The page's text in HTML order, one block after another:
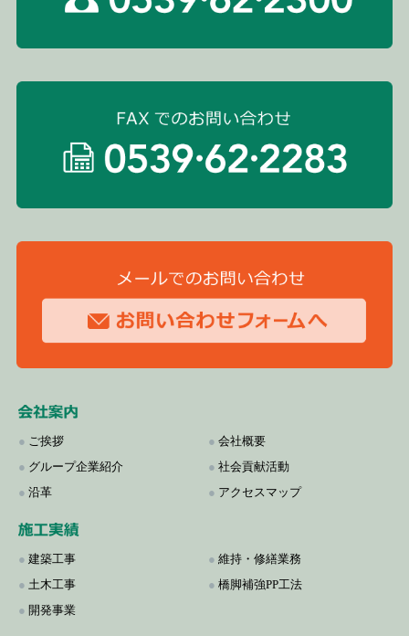
● ご挨拶
● グループ企業紹介
● 沿革
●会社概要
●社会貢献活動
● アクセスマップ
● 建築工事
● 土木工事
● 開発事業
●維持・修繕業務
●橋脚補強PP工法